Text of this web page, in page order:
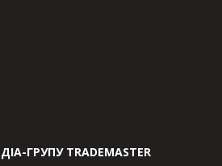
ГРУПУ TRADEMASTER